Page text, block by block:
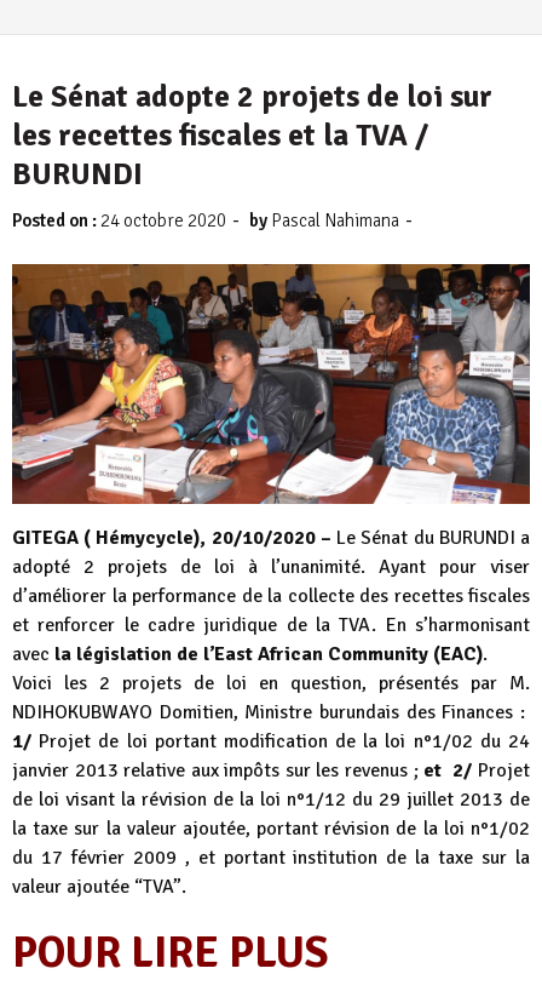
Le Sénat adopte 2 projets de loi sur
les recettes fiscales et la TVA /
BURUNDI
Posted on : 24 octobre 2020 - by Pascal Nahimana -
GITEGA ( Hémycycle), 20/10/2020 – Le Sénat du BURUNDI a
adopté 2 projets de loi à l’unanimité. Ayant pour viser
d’améliorer la performance de la collecte des recettes fiscales
et renforcer le cadre juridique de la TVA. En s’harmonisant
avec la législation de l’East African Community (EAC).
Voici les 2 projets de loi en question, présentés par M.
NDIHOKUBWAYO Domitien, Ministre burundais des Finances :
1/ Projet de loi portant modification de la loi n°1/02 du 24
janvier 2013 relative aux impôts sur les revenus ; et 2/ Projet
de loi visant la révision de la loi n°1/12 du 29 juillet 2013 de
la taxe sur la valeur ajoutée, portant révision de la loi n°1/02
du 17 février 2009 , et portant institution de la taxe sur la
valeur ajoutée “TVA”.
POUR LIRE PLUS